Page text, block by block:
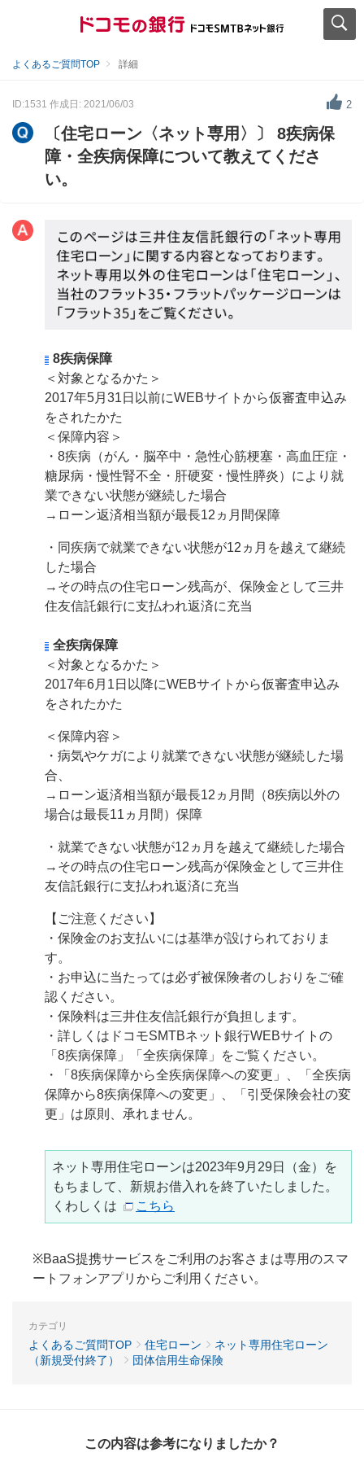
よくあるご質問TOP 詳細
ID:1531 作成日: 2021/06/03 2
〔住宅ローン〈ネット専用〉〕 8疾病保
障・全疾病保障について教えてくださ
い。
8疾病保障
＜対象となるかた＞
2017年5月31日以前にWEBサイトから仮審査申込み
をされたかた
＜保障内容＞
・8疾病（がん・脳卒中・急性心筋梗塞・高血圧症・
糖尿病・慢性腎不全・肝硬変・慢性膵炎）により就
業できない状態が継続した場合
→ローン返済相当額が最長12ヵ月間保障
・同疾病で就業できない状態が12ヵ月を越えて継続
した場合
→その時点の住宅ローン残高が、保険金として三井
住友信託銀行に支払われ返済に充当
全疾病保障
＜対象となるかた＞
2017年6月1日以降にWEBサイトから仮審査申込み
をされたかた
＜保障内容＞
・病気やケガにより就業できない状態が継続した場
合、
→ローン返済相当額が最長12ヵ月間（8疾病以外の
場合は最長11ヵ月間）保障
・就業できない状態が12ヵ月を越えて継続した場合
→その時点の住宅ローン残高が保険金として三井住
友信託銀行に支払われ返済に充当
【ご注意ください】
・保険金のお支払いには基準が設けられておりま
す。
・お申込に当たっては必ず被保険者のしおりをご確
認ください。
・保険料は三井住友信託銀行が負担します。
・詳しくはドコモSMTBネット銀行WEBサイトの
「8疾病保障」「全疾病保障」をご覧ください。
・「8疾病保障から全疾病保障への変更」、「全疾病
保障から8疾病保障への変更」、「引受保険会社の変
更」は原則、承れません。
ネット専用住宅ローンは2023年9月29日（金）を
もちまして、新規お借入れを終了いたしました。
くわしくは
こちら
※BaaS提携サービスをご利用のお客さまは専用のスマ
ートフォンアプリからご利用ください。
カテゴリ
よくあるご質問TOP 住宅ローン
ネット専用住宅ローン
（新規受付終了）
団体信用生命保険
この内容は参考になりましたか？